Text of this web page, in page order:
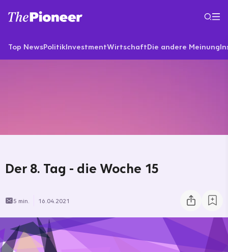
Top NewsPolitikInvestmentWirtschaftDie andere Meinung
Der 8. Tag - die Woche 15
5 min. 16.04.2021